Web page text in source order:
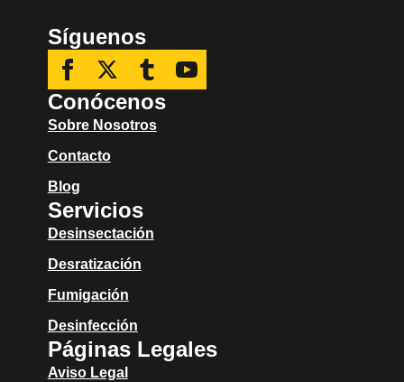
Síguenos
Conócenos
Sobre Nosotros
Contacto
Blog
Servicios
Desinsectación
Desratización
Fumigación
Desinfección
Páginas Legales
Aviso Legal